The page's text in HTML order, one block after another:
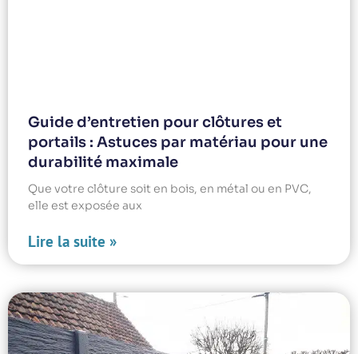
Guide d’entretien pour clôtures et
portails : Astuces par matériau pour une
durabilité maximale
Que votre clôture soit en bois, en métal ou en PVC,
elle est exposée aux
Lire la suite »